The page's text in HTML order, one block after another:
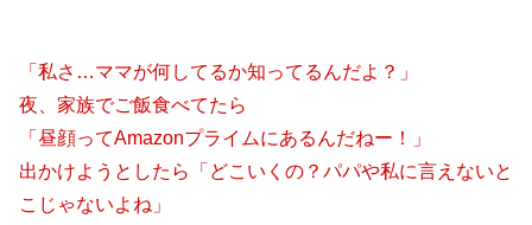
「私さ…ママが何してるか知ってるんだよ？」
夜、家族でご飯食べてたら
「昼顔ってAmazonプライムにあるんだねー！」
出かけようとしたら「どこいくの？パパや私に言えないと
こじゃないよね」